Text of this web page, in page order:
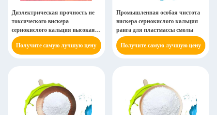
Диэлектрическая прочность не
токсического вискера
сернокислого кальция высокая
для смолы
Получите самую лучшую цену
Промышленная особая чистота
вискера сернокислого кальция
ранга для пластмассы смолы
Получите самую лучшую цену